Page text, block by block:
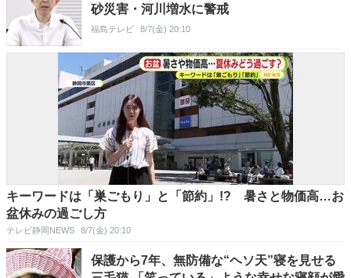
砂災害・河川増水に警戒
福島テレビ 8/7(金) 20:10
キーワードは「巣ごもり」と「節約」!? 暑さと物価高…お
盆休みの過ごし方
テレビ静岡NEWS 8/7(金) 20:10
保護から7年、無防備な“ヘソ天”寝を見せる